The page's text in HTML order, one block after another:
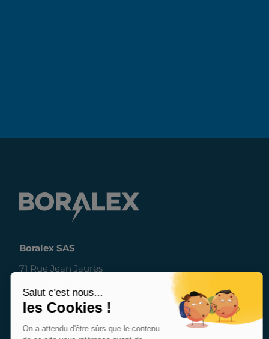
Boralex SAS
71 Rue Jean Jaurès
(siège social)